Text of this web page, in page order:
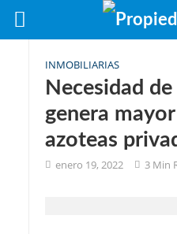
INMOBILIARIAS
Necesidad
genera
azoteas
enero 19, 2022 3 Min